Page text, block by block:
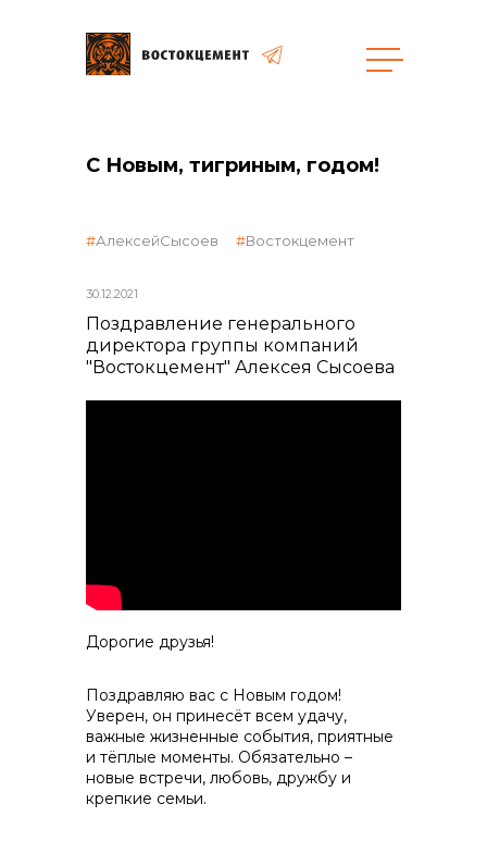
Закупки
объявленные закупки
Контакты
С Новым, тигриным, годом!
30.12.2021
АлексейСысоев Востокцемент
Поздравление генерального
директора группы компаний
"Востокцемент" Алексея Сысоева
Дорогие друзья!
Поздравляю вас с Новым годом!
Уверен, он принесёт всем удачу,
важные жизненные события, приятные
и тёплые моменты. Обязательно –
новые встречи, любовь, дружбу и
крепкие семьи.